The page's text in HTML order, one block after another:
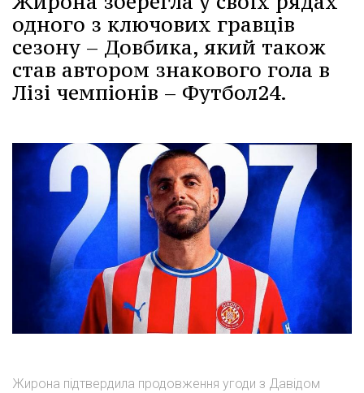
одного з ключових гравців
сезону – Довбика, який також
став автором знакового гола в
Лізі чемпіонів – Футбол24.
Жирона підтвердила продовження угоди з Давідом